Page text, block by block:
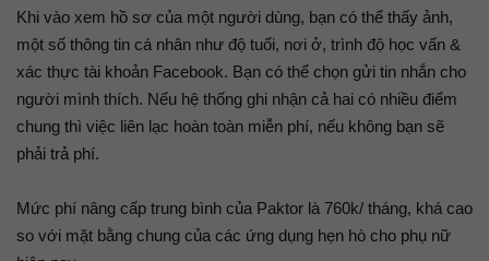
Khi vào xem hồ sơ của một người dùng, bạn có thể thấy ảnh,
một số thông tin cá nhân như độ tuổi, nơi ở, trình độ học vấn &
xác thực tài khoản Facebook. Bạn có thể chọn gửi tin nhắn cho
người mình thích. Nếu hệ thống ghi nhận cả hai có nhiều điểm
chung thì việc liên lạc hoàn toàn miễn phí, nếu không bạn sẽ
phải trả phí.
Mức phí nâng cấp trung bình của Paktor là 760k/ tháng, khá cao
so với mặt bằng chung của các ứng dụng hẹn hò cho phụ nữ